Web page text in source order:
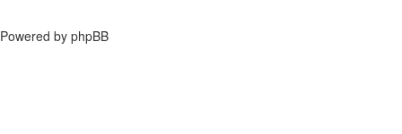
Powered by phpBB